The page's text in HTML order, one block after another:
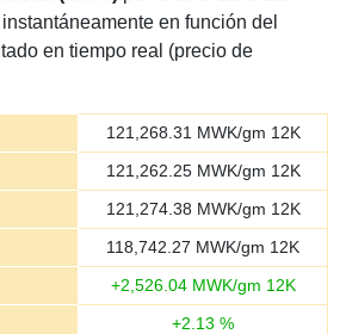
en función del
en tiempo real (precio de
121,268.31 MWK/gm 12K
121,262.25MWK/gm 12K
121,274.38 MWK/gm 12K
118,742.27 MWK/gm 12K
+2,526.04MWK/gm 12K
+2.13 %